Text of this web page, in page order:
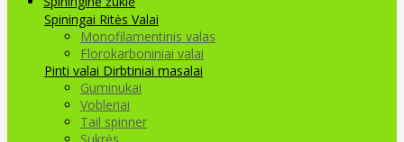
Spiningai Ritės Valai
Monofilamentinis valas
Florokarboniniai valai
Pinti valai Dirbtiniai masalai
Guminukai
Vobleriai
Tail spinner
Sukrės